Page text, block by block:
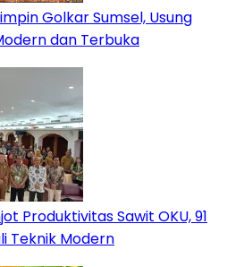
Golkar Sumsel, Usung
dan Terbuka
Produktivitas Sawit OKU, 91
Teknik Modern